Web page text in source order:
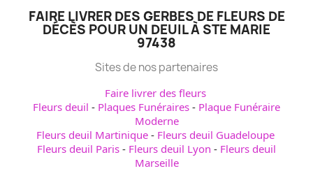
FAIRE LIVRER DES GERBES DE FLEURS DE
DÉCÈS POUR UN DEUIL À STE MARIE
97438
Sites de nos partenaires
Faire livrer des fleurs
Fleurs deuil - Plaques Funéraires - Plaque Funéraire
Moderne
Fleurs deuil Martinique- Fleurs deuil Guadeloupe
Fleurs deuil Paris - Fleurs deuil Lyon - Fleurs deuil
Marseille